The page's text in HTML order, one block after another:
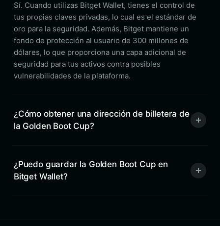
Sí. Cuando utilizas Bitget Wallet, tienes el control de
tus propias claves privadas, lo cual es el estándar de
oro para la seguridad. Además, Bitget mantiene un
fondo de protección al usuario de 300 millones de
dólares, lo que proporciona una capa adicional de
seguridad para tus activos contra posibles
vulnerabilidades de la plataforma.
¿Cómo obtener una dirección de billetera de
la Golden Boot Cup?
¿Puedo guardar la Golden Boot Cup en
Bitget Wallet?